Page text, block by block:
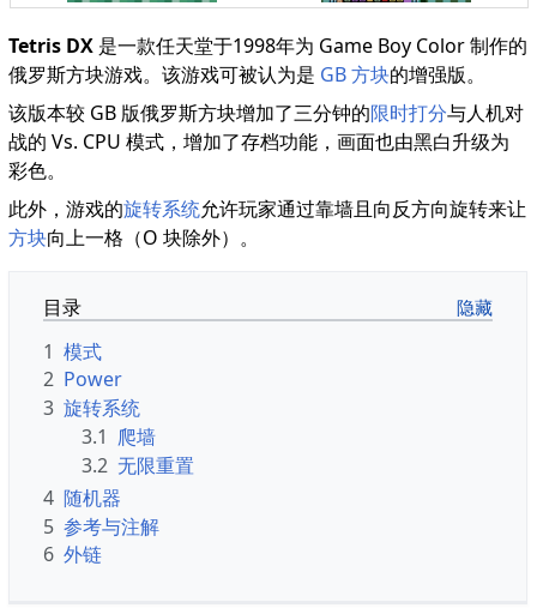
Tetris DX 是一款任天堂于1998年为 Game Boy Color 制作的
俄罗斯方块游戏。该游戏可被认为是 GB 方块的增强版。
该版本较 GB 版俄罗斯方块增加了三分钟的限时打分与人机对
战的 Vs. CPU 模式，增加了存档功能，画面也由黑白升级为
彩色。
此外，游戏的旋转系统允许玩家通过靠墙且向反方向旋转来让
方块向上一格（O 块除外）。
目录
1 模式
2 Power
3 旋转系统
3.1 爬墙
3.2 无限重置
4 随机器
5 参考与注解
6 外链